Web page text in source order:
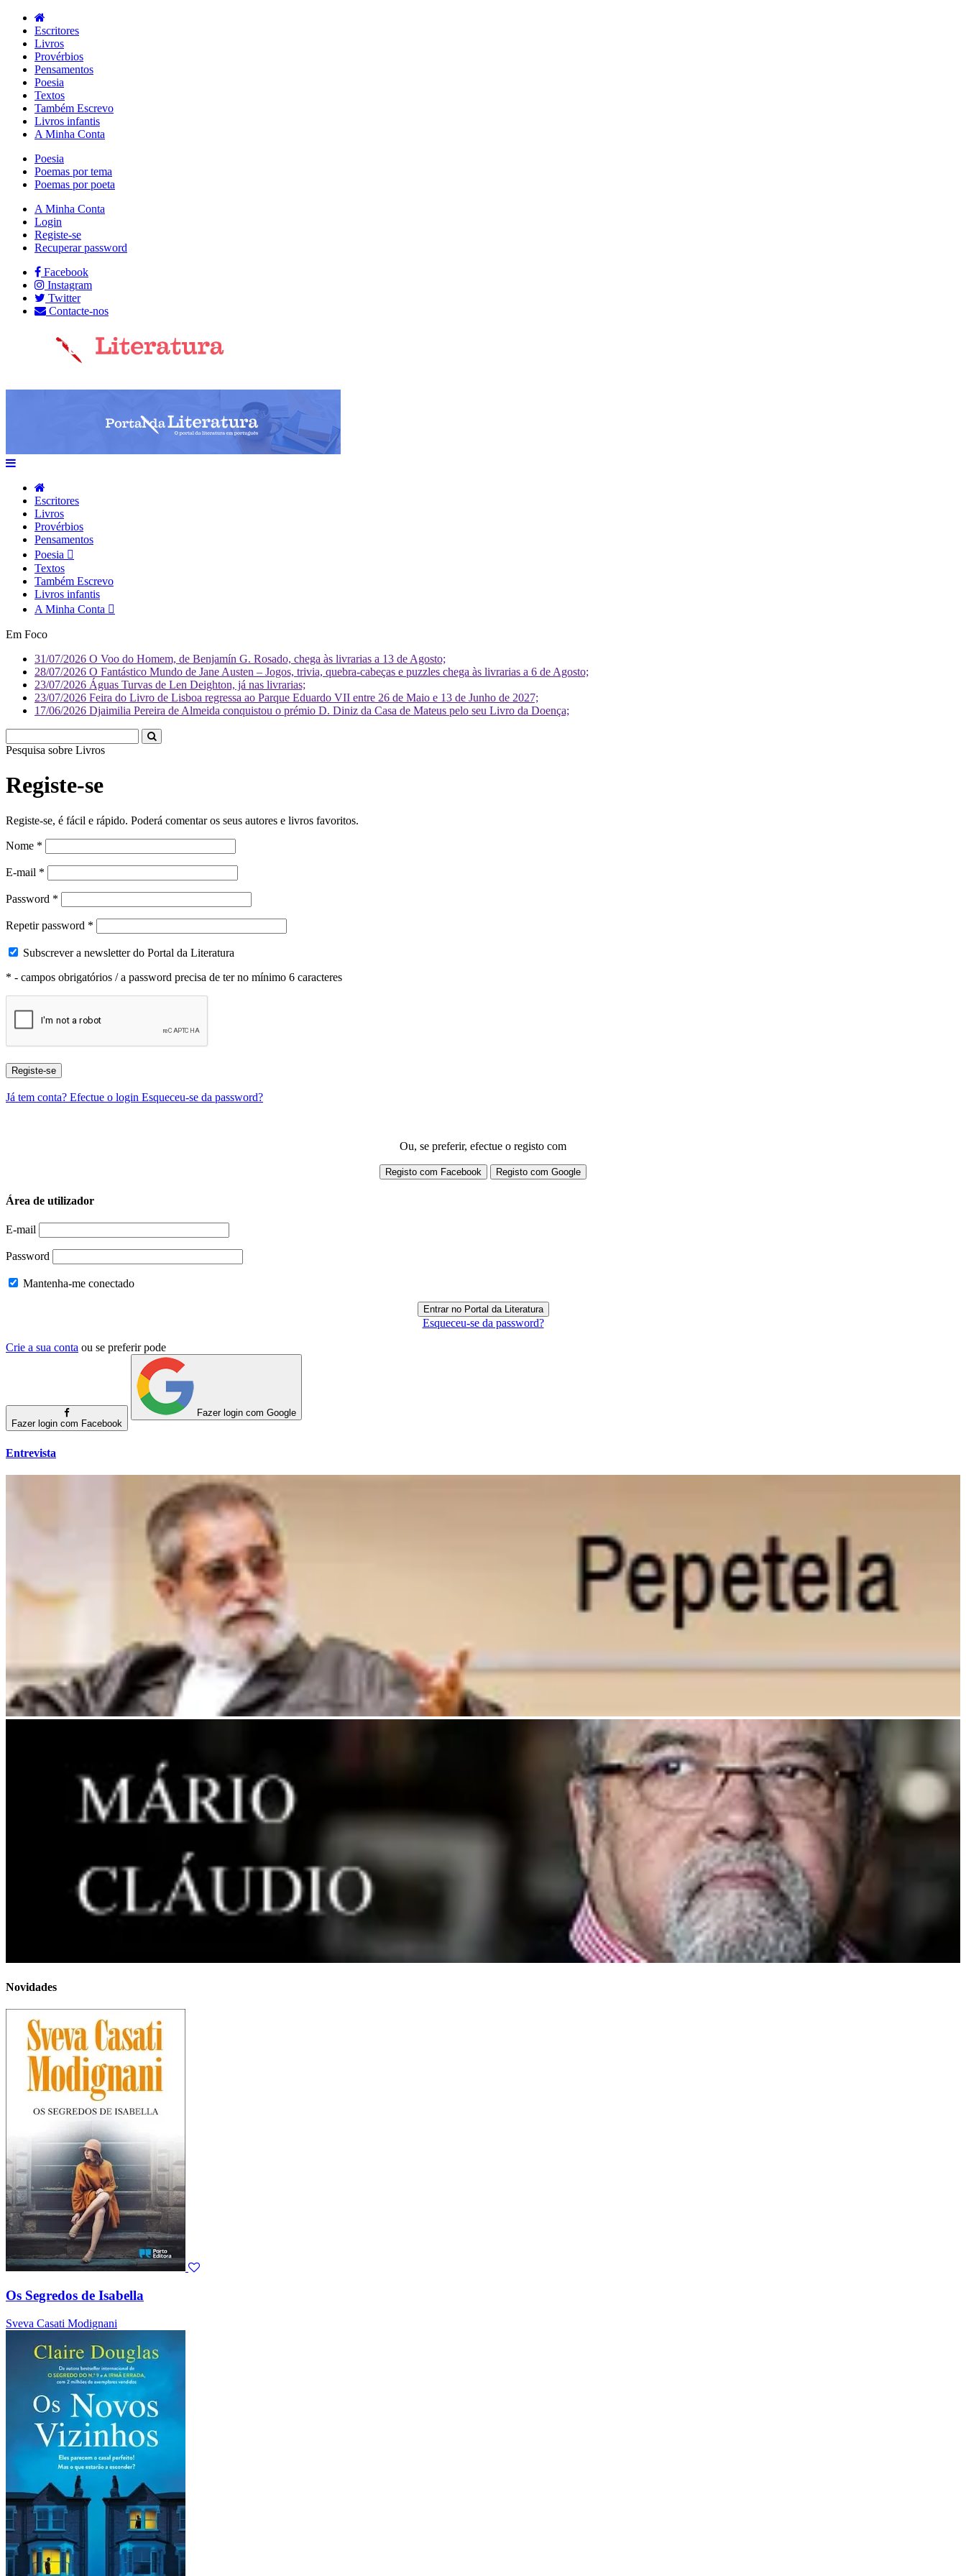
Escritores
Livros
Provérbios
Pensamentos
Poesia
Textos
Também Escrevo
Livros infantis
A Minha Conta
Poesia
Poemas por tema
Poemas por poeta
A Minha Conta
Login
Registe-se
Recuperar password
Facebook
Instagram
Twitter
Contacte-nos
Escritores
Livros
Provérbios
Pensamentos
Poesia
Textos
Também Escrevo
Livros infantis
A Minha Conta
Em Foco
31/07/2026 O Voo do Homem, de Benjamín G. Rosado, chega às livrarias a 13 de Agosto;
28/07/2026 O Fantástico Mundo de Jane Austen – Jogos, trivia, quebra-cabeças e puzzles chega às livrarias a 6 de Agosto;
23/07/2026 Águas Turvas de Len Deighton, já nas livrarias;
23/07/2026 Feira do Livro de Lisboa regressa ao Parque Eduardo VII entre 26 de Maio e 13 de Junho de 2027;
17/06/2026 Djaimilia Pereira de Almeida conquistou o prémio D. Diniz da Casa de Mateus pelo seu Livro da Doença;
Pesquisa sobre Liv
Registe-se
Registe-se, é fácil e rápido. Poderá comentar os seus autores e livros favoritos.
Nome *
E-mail *
Password *
Repetir password *
Subscrever a newsletter do Portal da Literatura
* - campos obrigatórios / a password precisa de ter no mínimo 6 caracteres
Já tem conta? Efectue o login Esqueceu-se da password?
Ou, se preferir, efectue o registo com
Registo com Facebook Registo com Google
Área de utilizador
E-mail
Password
Mantenha-me conectado
Esqueceu-se da password?
Crie a sua conta ou se preferir pode
Fazer login com Facebook
Fazer login com Google
Entrevista
Novidades
Os Segredos de Isabella
Sveva Casati Modignani